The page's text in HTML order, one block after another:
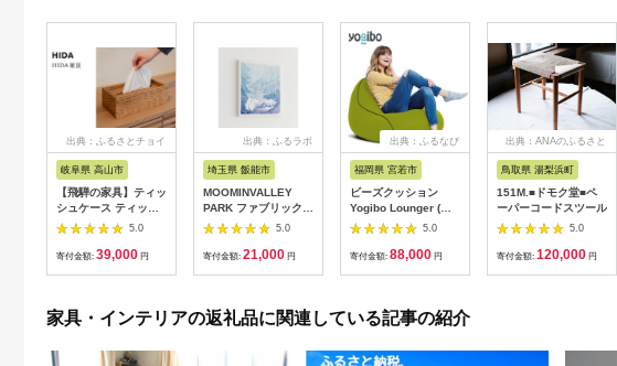
出典：ふるさとチョイ
岐阜県 高山市
【飛騨の家具】ティッ
シュケース ティッシ
ュ（杉）AC971| 木製
木 木目 天然木 ウッド
杉 スギ シンプル ティ
5.0
寄付金額: 39,000 円
出典：ふるラボ
埼玉県 飯能市
MOOMINVALLEY
PARK ファブリックパ
ネルSサイズ（夜の
森）[52211013]
5.0
寄付金額: 21,000 円
出典：ふるなび
福岡県 宮若市
ビーズクッション
Yogibo Lounger (ヨ
ギボー ラウンジャー)
ライムグリーン
[M352-1GR]
5.0
寄付金額: 88,000 円
出典：ANAのふるさと
鳥取県 湯梨浜町
151M.■ドモク堂■ペ
ーパーコードスツール
5.0
寄付金額: 120,000 円
家具・インテリアの返礼品に関連している記事の紹介